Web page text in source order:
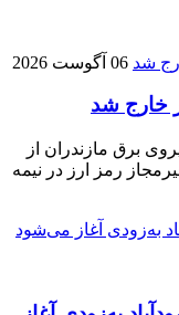
06 آگوست 2026
برق مازندران از
استخراج غیرمجاز رمز ارز در نیمه